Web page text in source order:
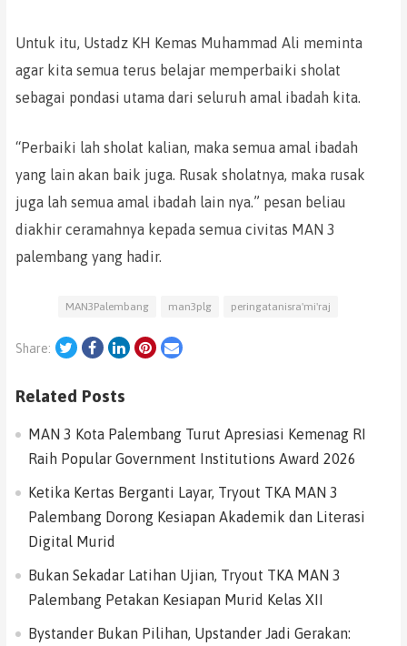
Untuk itu, Ustadz KH Kemas Muhammad Ali meminta
agar kita semua terus belajar memperbaiki sholat
sebagai pondasi utama dari seluruh amal ibadah kita.
“Perbaiki lah sholat kalian, maka semua amal ibadah
yang lain akan baik juga. Rusak sholatnya, maka rusak
juga lah semua amal ibadah lain nya.” pesan beliau
diakhir ceramahnya kepada semua civitas MAN 3
palembang yang hadir.
MAN3Palembang man3plg peringatanisra'mi'raj
Share: TwitterFacebook
LinkedIn
Pinterest
Email
Related Posts
MAN 3 Kota Palembang Turut Apresiasi Kemenag RI
Raih Popular Government Institutions Award 2026
Ketika Kertas Berganti Layar, Tryout TKA MAN 3
Palembang Dorong Kesiapan Akademik dan Literasi
Digital Murid
Bukan Sekadar Latihan Ujian, Tryout TKA MAN 3
Palembang Petakan Kesiapan Murid Kelas XII
Bystander Bukan Pilihan, Upstander Jadi Gerakan: